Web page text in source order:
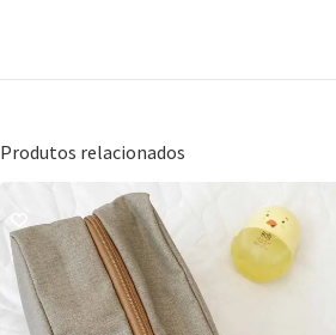
Produtos relacionados